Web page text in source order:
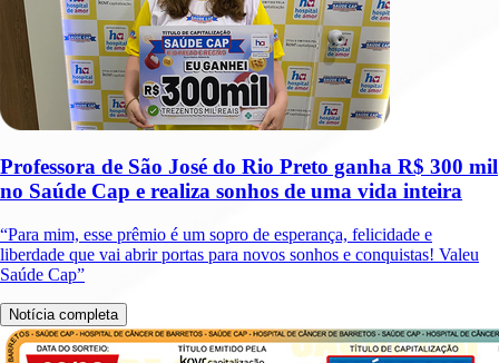
Professora de São José do Rio Preto ganha R$ 300 mil
no Saúde Cap e realiza sonhos de uma vida inteira
“Para mim, esse prêmio é um sopro de esperança, felicidade e
liberdade que vai abrir portas para novos sonhos e conquistas! Valeu
Saúde Cap”
Notícia completa